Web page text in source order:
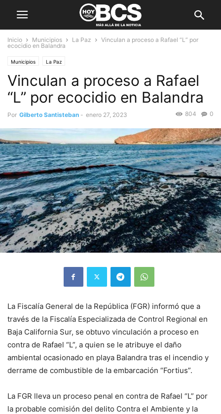
Inicio Municipios La Paz
Vinculan a proceso a Rafael “L” por
ecocidio en Balandra
Municipios La Paz
Vinculan a proceso a Rafael
“L” por ecocidio en Balandra
Por Gilberto Santisteban - enero 27, 2023 0
804
La Fiscalía General de la República (FGR) informó que a
través de la Fiscalía Especializada de Control Regional en
Baja California Sur, se obtuvo vinculación a proceso en
contra de Rafael “L”, a quien se le atribuye el daño
ambiental ocasionado en playa Balandra tras el incendio y
derrame de combustible de la embarcación “Fortius”.
La FGR lleva un proceso penal en contra de Rafael “L” por
la probable comisión del delito Contra el Ambiente y la